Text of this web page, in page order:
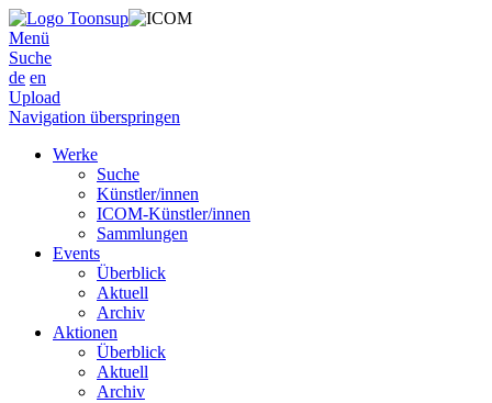
Menü
Suche
de en
Upload
Navigation überspringen
Werke
Suche
Künstler/innen
ICOM-Künstler/innen
Sammlungen
Events
Überblick
Aktuell
Archiv
Aktionen
Überblick
Aktuell
Archiv